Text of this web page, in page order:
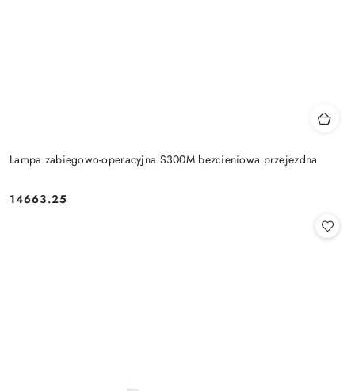
Lampa zabiegowo-operacyjna S300M bezcieniowa przejezdna
Cena:
14663.25